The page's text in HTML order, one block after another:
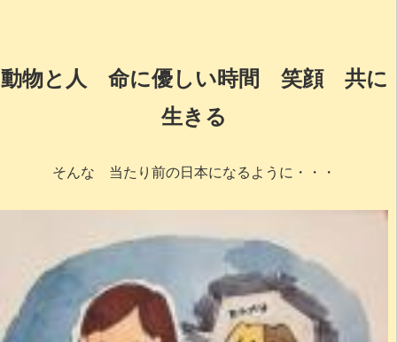
動物と人 命に優しい時間 笑顔 共に
生きる
そんな 当たり前の日本になるように・・・